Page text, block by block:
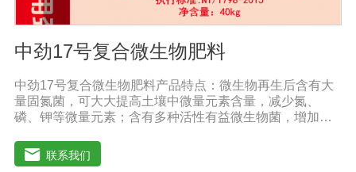
中劲17号复合微生物肥料
中劲17号复合微生物肥料产品特点：微生物再生后含有大
量固氮菌，可大大提高土壤中微量元素含量，减少氮、
磷、钾等微量元素；含有多种活性有益微生物菌，增加土
大大提高土壤肥力，减少化肥用量。增产效果明显：根据
作物的不同，高达20%-60%。提高作物和农产品质量，增
联系我们